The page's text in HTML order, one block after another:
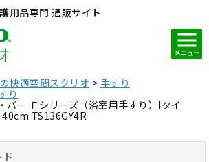
用品専門 通販サイト
メニュー
快適空間スクリオ
手すり
り
バー Ｆシリーズ（浴室用手すり）Iタイ
TS136GY4R
ド